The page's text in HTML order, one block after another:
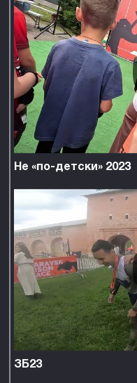
Не «по-детски» 2023
ЗБ23
2 200
850
Кепка с вышивкой в виде
фигурки бизона.
Кепка с вышивкой